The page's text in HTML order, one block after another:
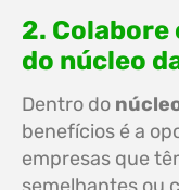
2.
do núcleo
Dentro do
benefícios é a
empresas que